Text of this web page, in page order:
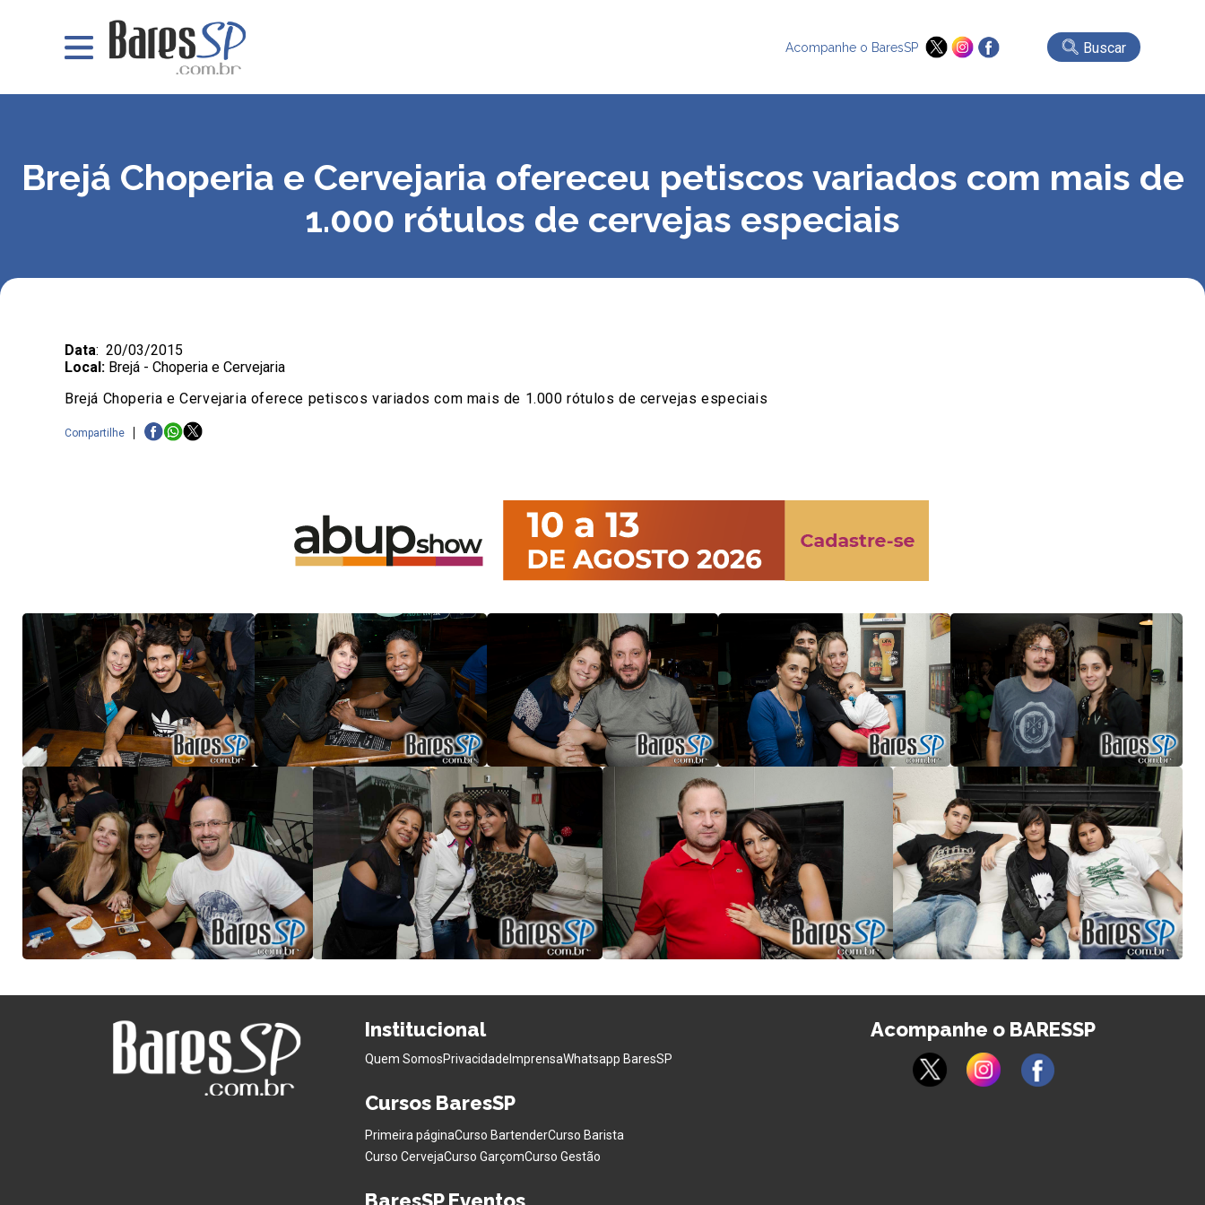
Acompanhe o BaresSP Buscar
Brejá Choperia e Cervejaria ofereceu petiscos variados com mais de
1.000 rótulos de cervejas especiais
Data: 20/03/2015
Local: Brejá - Choperia e Cervejaria
Brejá Choperia e Cervejaria oferece petiscos variados com mais de 1.000 rótulos de cervejas especiais
Compartilhe
Institucional
Quem SomosPrivacidadeImprensaWhatsapp BaresSP
Cursos BaresSP
Primeira páginaCurso BartenderCurso Barista
Curso CervejaCurso GarçomCurso Gestão
BaresSP Eventos
Acompanhe o BARESSP